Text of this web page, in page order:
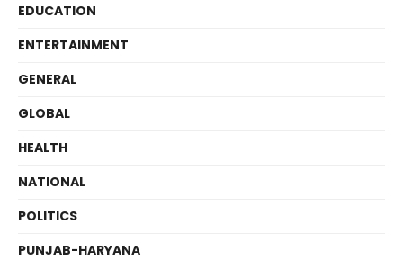
EDUCATION
ENTERTAINMENT
GENERAL
GLOBAL
HEALTH
NATIONAL
POLITICS
PUNJAB-HARYANA